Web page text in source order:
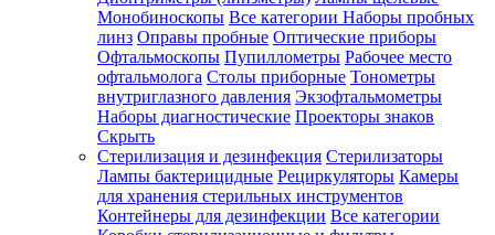
Монобиноскопы Все категории Наборы пробных
линз Оправы пробные Оптические приборы
Офтальмоскопы Пупиллометры Рабочее место
офтальмолога Столы приборные Тонометры
внутриглазного давления Экзофтальмометры
Наборы диагностические Проекторы знаков
Скрыть
Стерилизация и дезинфекция Стерилизаторы
Лампы бактерицидные Рециркуляторы Камеры
для хранения стерильных инструментов
Контейнеры для дезинфекции Все категории